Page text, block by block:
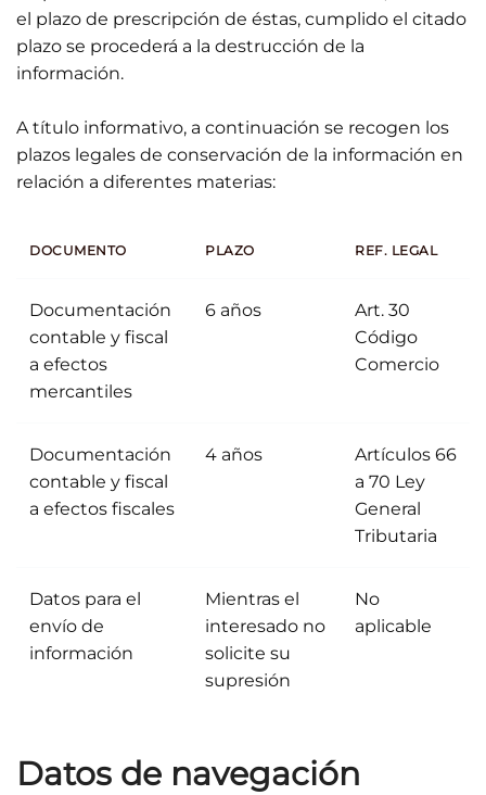
el plazo de prescripción de éstas, cumplido el citado
plazo se procederá a la destrucción de la
información.
A título informativo, a continuación se recogen los
plazos legales de conservación de la información en
relación a diferentes materias:
DOCUMENTO PLAZO REF. LEGAL
Documentación
contable y fiscal
a efectos
mercantiles
6 años
Art. 30
Código
Comercio
Documentación
contable y fiscal
a efectos fiscales
4 años
Artículos 66
a 70 Ley
General
Tributaria
Datos para el
envío de
información
Mientras el
interesado no
solicite su
supresión
No
aplicable
Datos de navegación